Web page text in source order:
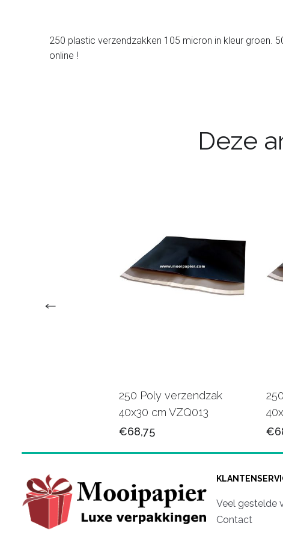
250 plastic verzendzakken 105 micron in kleur groen.
online !
Deze
250 Poly verzendzak
40x30 cm VZQ013
€68,75
Veel gestelde
Contact